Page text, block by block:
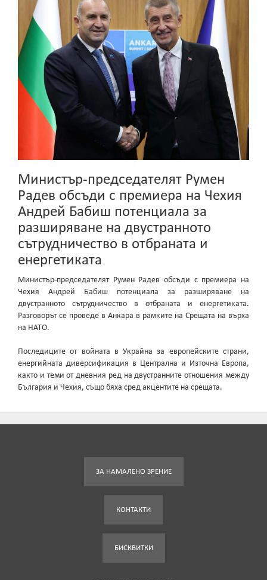
Министър-председателят Румен
Радев обсъди с премиера на Чехия
Андрей Бабиш потенциала за
разширяване на двустранното
сътрудничество в отбраната и
енергетиката
Министър-председателят Румен Радев обсъди с премиера на
Чехия Андрей Бабиш потенциала за разширяване на
двустранното сътрудничество в отбраната и енергетиката.
Разговорът се проведе в Анкара в рамките на Срещата на върха
на НАТО.
Последиците от войната в Украйна за европейските страни,
енергийната диверсификация в Централна и Източна Европа,
както и теми от дневния ред на двустранните отношения между
България и Чехия, също бяха сред акцентите на срещата.
ЗА НАМАЛЕНО ЗРЕНИЕ
КОНТАКТИ
БИСКВИТКИ